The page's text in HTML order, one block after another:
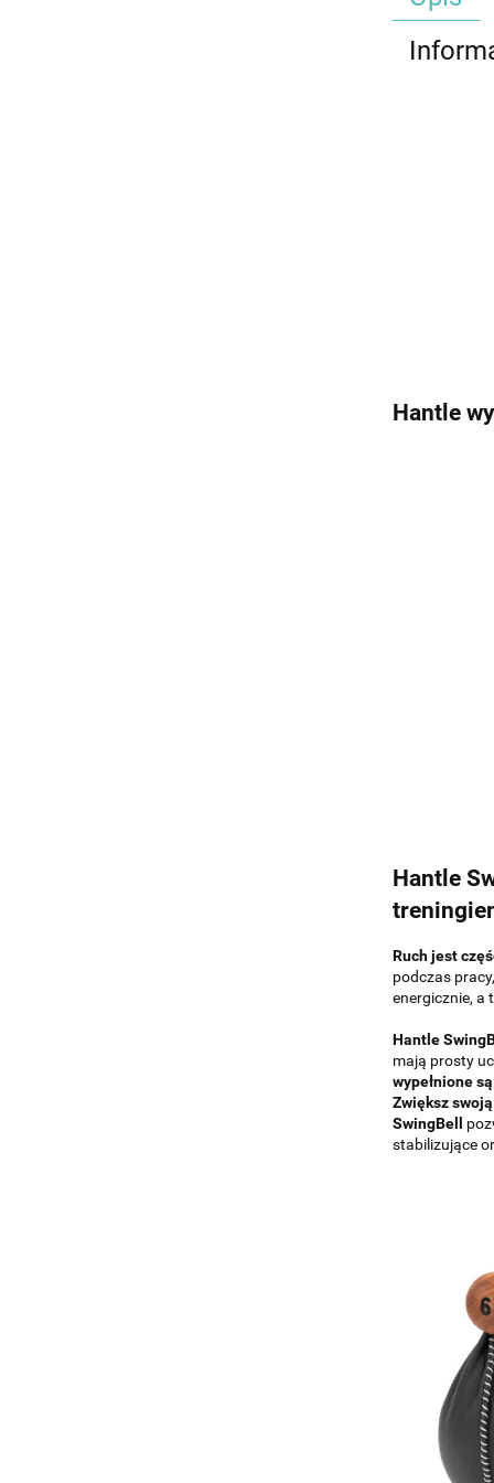
Hantle
Hantle
Ruch jest
podczas
energicznie, a
Hantle
mają prosty
wypełnione
Zwiększ
SwingBell
stabilizujące